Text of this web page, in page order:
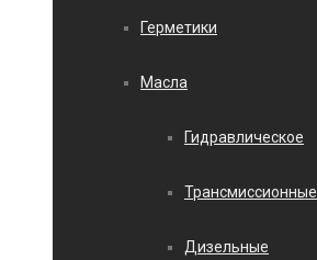
Герметики
Масла
Гидравлическое
Трансмиссионные
Дизельные